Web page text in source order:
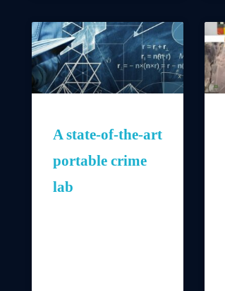
A state-of-the-art
portable crime
lab